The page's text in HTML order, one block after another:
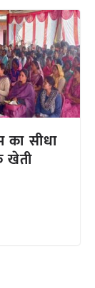
का सीधा
खेती